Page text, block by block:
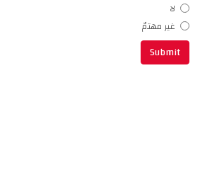
لا
غير مهتمّ